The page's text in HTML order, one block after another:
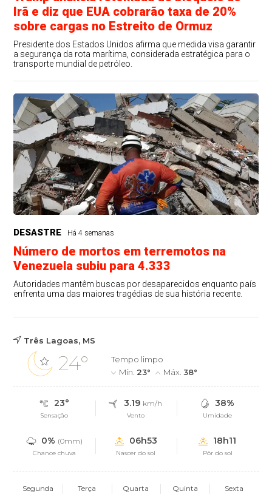
Irã e diz que EUA cobrarão taxa de 20%
sobre cargas no Estreito de Ormuz
Presidente dos Estados Unidos afirma que medida visa garantir
a segurança da rota marítima, considerada estratégica para o
transporte mundial de petróleo.
DESASTRE Há 4 semanas
Número de mortos em terremotos na
Venezuela subiu para 4.333
Autoridades mantêm buscas por desaparecidos enquanto país
enfrenta uma das maiores tragédias de sua história recente.
Três Lagoas, MS
24°
Tempo limpo
Mín. 23° Máx.38°
23°
Sensação
3.19 km/h
Vento
38%
Umidade
0% (0mm)
Chance chuva
06h53
Nascer do sol
18h11
Pôr do sol
Segunda Terça Quarta Quinta Sexta